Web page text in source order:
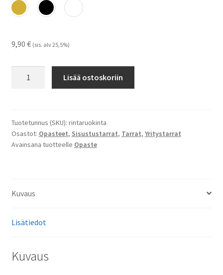
9,90 € (sis. alv 25,5%)
Lisää ostoskoriin
Tuotetunnus (SKU): rintaruokinta
Osastot: Opasteet, Sisustustarrat, Tarrat, Yritystarrat
Avainsana tuotteelle Opaste
Kuvaus
Lisätiedot
Kuvaus